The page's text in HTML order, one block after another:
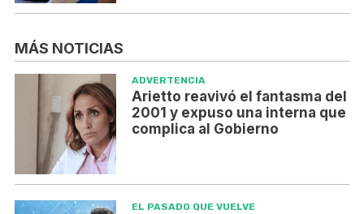
MÁS NOTICIAS
ADVERTENCIA
Arietto reavivó el fantasma del
2001 y expuso una interna que
complica al Gobierno
EL PASADO QUE VUELVE